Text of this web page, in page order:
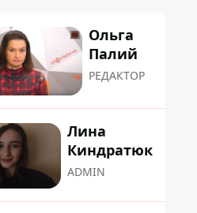
Ольга
Палий
РЕДАКТОР
Лина
Киндратюк
ADMIN